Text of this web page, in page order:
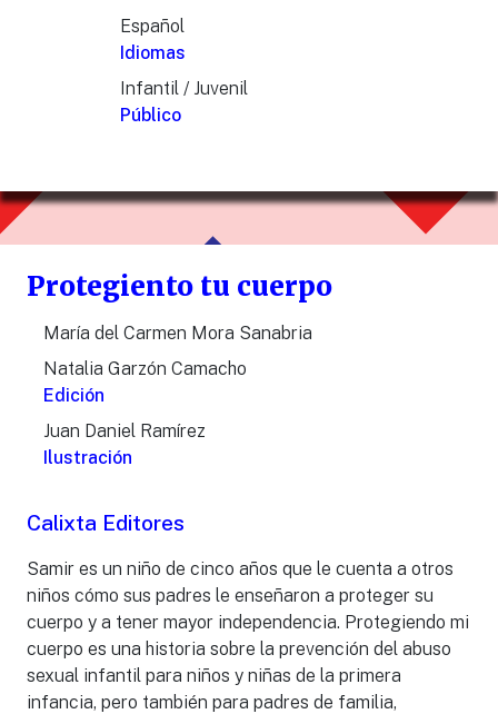
Español
Idiomas
Infantil / Juvenil
Público
Protegiento tu cuerpo
María del Carmen Mora Sanabria
Natalia Garzón Camacho
Edición
Juan Daniel Ramírez
Ilustración
Calixta Editores
Samir es un niño de cinco años que le cuenta a otros
niños cómo sus padres le enseñaron a proteger su
cuerpo y a tener mayor independencia. Protegiendo mi
cuerpo es una historia sobre la prevención del abuso
sexual infantil para niños y niñas de la primera
infancia, pero también para padres de familia,